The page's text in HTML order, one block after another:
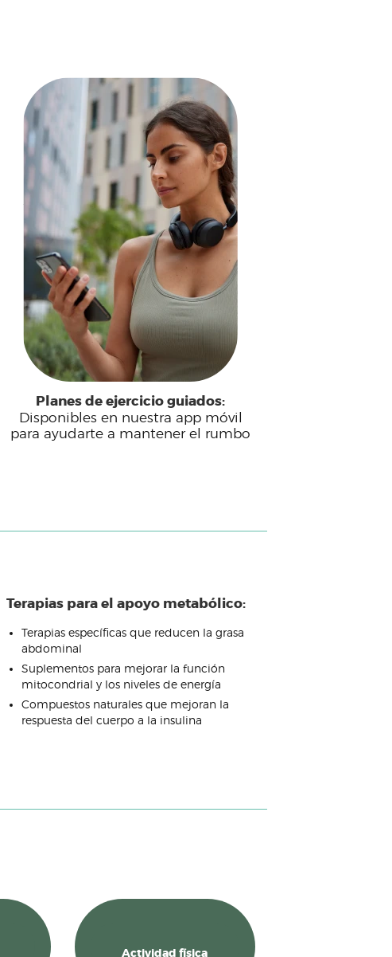
Planes de ejercicio guiados:
Disponibles en nuestra app móvil
para ayudarte a mantener el rumbo
Terapias para el apoyo metabólico:
Terapias específicas que reducen la grasa
abdominal
Suplementos para mejorar la función
mitocondrial y los niveles de energía
Compuestos naturales que mejoran la
respuesta del cuerpo a la insulina
Actividad física